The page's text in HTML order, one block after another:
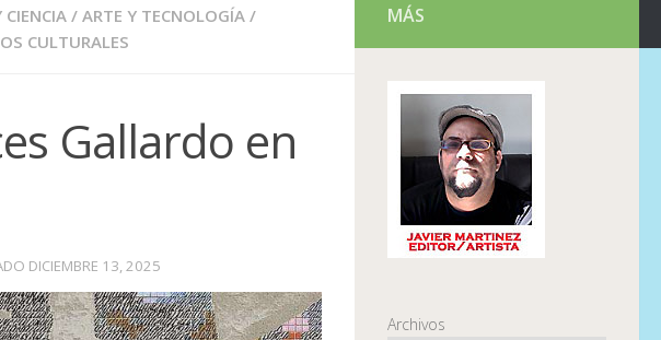
CIENCIA / ARTE Y TECNOLOGÍA /
CULTURALES
Gallardo en
DICIEMBRE 13, 2025
MÁS
Archivos